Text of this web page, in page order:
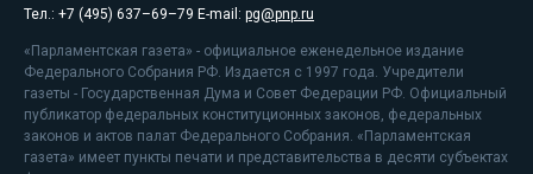
Тел.: +7 (495) 637–69–79 E-mail: pg@pnp.ru
«Парламентская газета» - официальное еженедельное издание
Федерального Собрания РФ. Издается с 1997 года. Учредители
газеты - Государственная Дума и Совет Федерации РФ. Официальный
публикатор федеральных конституционных законов, федеральных
законов и актов палат Федерального Собрания. «Парламентская
газета» имеет пункты печати и представительства в десяти субъектах